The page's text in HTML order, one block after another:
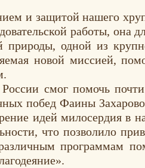
и защитой нашего
работы, она
одной из
новой миссией,
смог помочь
побед Фаины
идей милосердия в
что позволило
программам